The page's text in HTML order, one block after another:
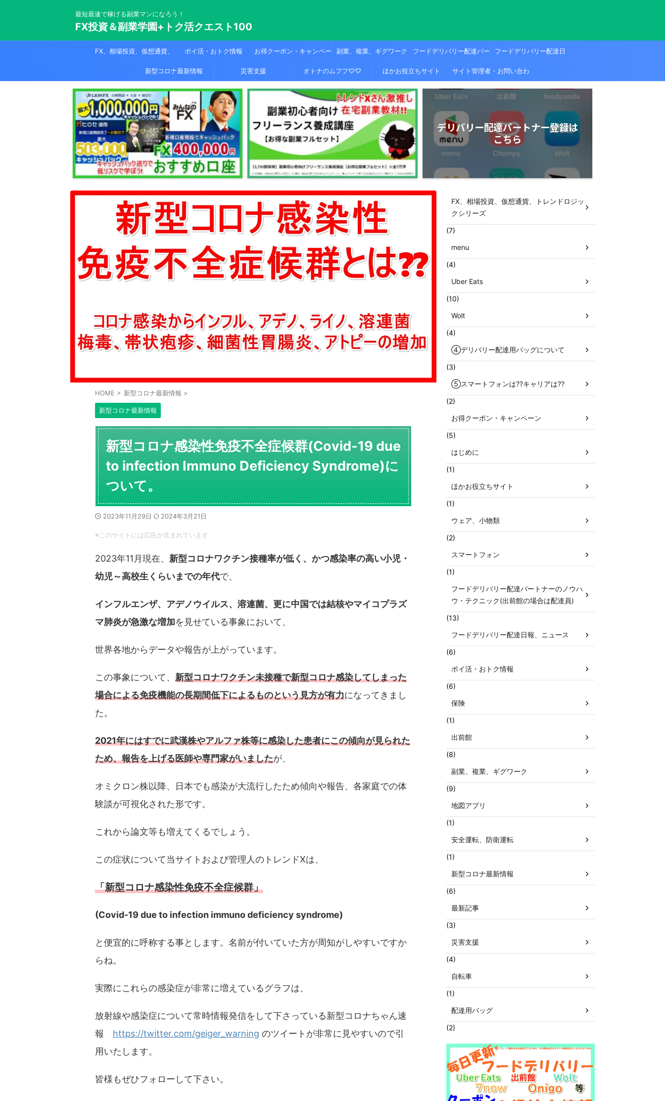
最短最速で稼げる副業マンになろう！
FX投資＆副業学園+トク活クエスト100
FX、相場投資、仮想通貨、
トレンドロジックシリーズ
ポイ活・おトク情報 お得クーポン・キャンペー 副業、複業、ギグワーク フードデリバリー配達パー
トナーのノウハウ・テクニ
ック(出前館の場合は配達
員)
フードデリバリー配達日
報、ニュース
新型コロナ最新情報 災害支援 オトナのムフフ♡♡ ほかお役立ちサイト サイト管理者・お問い合わ
せフォーム
デリバリー配達パートナー登録は
こちら
HOME > 新型コロナ最新情報 >
新型コロナ最新情報
新型コロナ感染性免疫不全症候群(Covid-19 due
to infection Immuno Deficiency Syndrome)に
ついて。
2023年11月29日 2024年3月21日
※このサイトには広告が含まれています
2023年11月現在、 新型コロナワクチン接種率が低く、かつ感染率の高い小児・
幼児～高校生くらいまでの年代で、
インフルエンザ、アデノウイルス、溶連菌、更に中国では結核やマイコプラズ
マ肺炎が急激な増加を見せている事象において、
世界各地からデータや報告が上がっています。
この事象について、 新型コロナワクチン未接種で新型コロナ感染してしまった
場合による免疫機能の長期間低下によるものという見方が有力になってきまし
た。
2021年にはすでに武漢株やアルファ株等に感染した患者にこの傾向が見られた
ため、報告を上げる医師や専門家がいましたが、
オミクロン株以降、日本でも感染が大流行したため傾向や報告、各家庭での体
験談が可視化された形です。
これから論文等も増えてくるでしょう。
この症状について当サイトおよび管理人のトレンドXは、
「新型コロナ感染性免疫不全症候群」
(Covid-19 due to infection immuno deficiency syndrome)
と便宜的に呼称する事とします。名前が付いていた方が周知がしやすいですか
らね。
実際にこれらの感染症が非常に増えているグラフは、
放射線や感染症について常時情報発信をして下さっている新型コロナちゃん速
報 https://twitter.com/geiger_warning のツイートが非常に見やすいので引
用いたします。
皆様もぜひフォローして下さい。
FX、相場投資、仮想通貨、トレンドロジッ
クシリーズ
(7)
menu
(4)
Uber Eats
(10)
Wolt
(4)
④デリバリー配達用バッグについて
(3)
⑤スマートフォンは??キャリアは??
(2)
お得クーポン・キャンペーン
(5)
はじめに
(1)
ほかお役立ちサイト
(1)
ウェア、小物類
(2)
スマートフォン
(1)
フードデリバリー配達パートナーのノウハ
ウ・テクニック(出前館の場合は配達員)
(13)
フードデリバリー配達日報、ニュース
(6)
ポイ活・おトク情報
(6)
保険
(1)
出前館
(8)
副業、複業、ギグワーク
(9)
地図アプリ
(1)
安全運転、防衛運転
(1)
新型コロナ最新情報
(6)
最新記事
(3)
災害支援
(4)
自転車
(1)
配達用バッグ
(2)